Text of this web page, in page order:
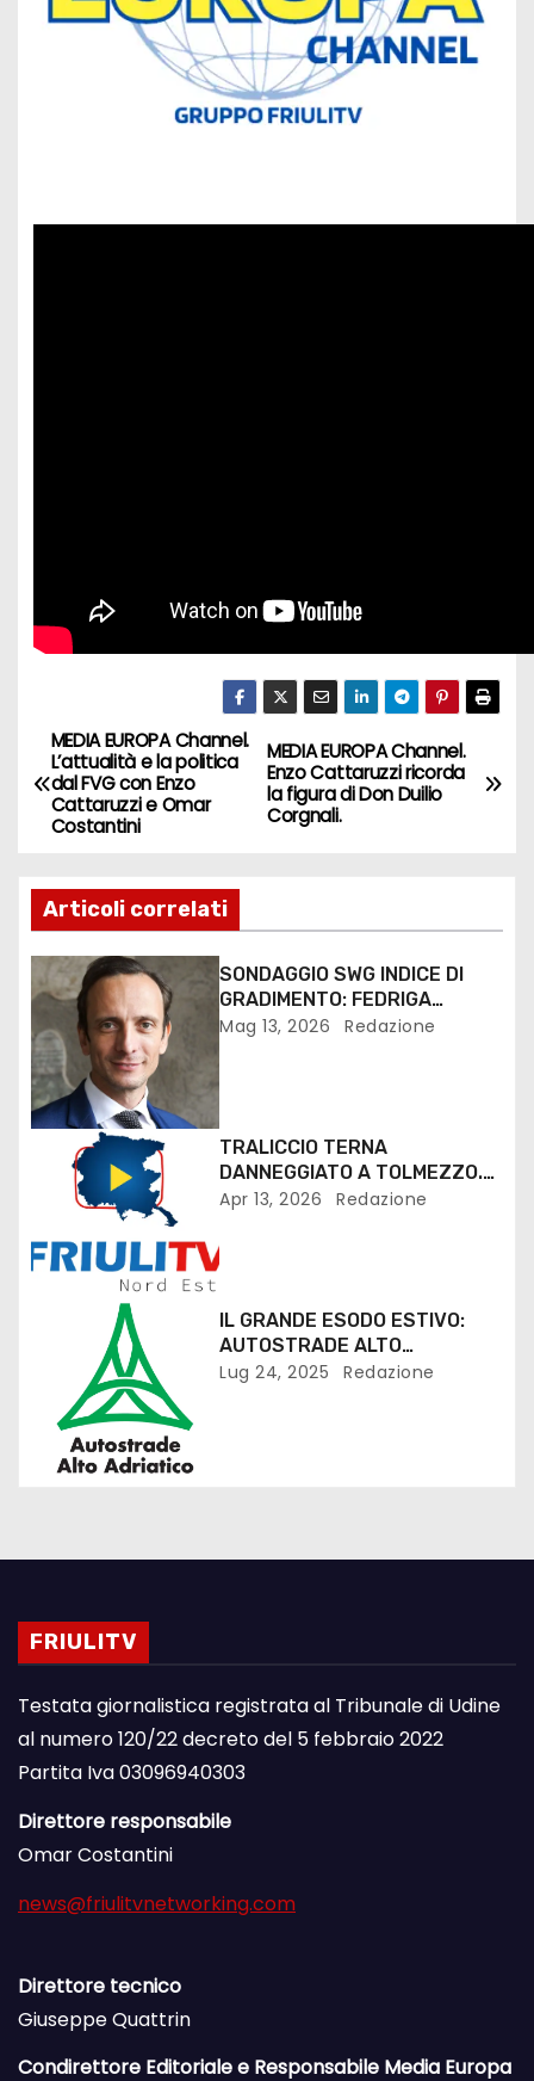
MEDIA EUROPA Channel.
Enzo Cattaruzzi ricorda
la figura di Don Duilio
Corgnali.
MEDIA EUROPA Channel.
L’attualità e la politica
dal FVG con Enzo
Cattaruzzi e Omar
Costantini
Articoli correlati
SONDAGGIO SWG INDICE DI
GRADIMENTO: FEDRIGA
MIGLIOR PRESIDENTE DELLE
Mag 13, 2026 Redazione
TRALICCIO TERNA
DANNEGGIATO A TOLMEZZO.
CONTINUANO LE INDAGINI
Apr 13, 2026 Redazione
IL GRANDE ESODO ESTIVO:
AUTOSTRADE ALTO
ADRIATICO SCHIERA SUL
Lug 24, 2025 Redazione
FRIULITV
Testata giornalistica registrata al Tribunale di Udine
al numero 120/22 decreto del 5 febbraio 2022
Partita Iva 03096940303
Direttore responsabile
Omar Costantini
news@friulitvnetworking.com
Direttore tecnico
Giuseppe Quattrin
Condirettore Editoriale e Responsabile Media Europa